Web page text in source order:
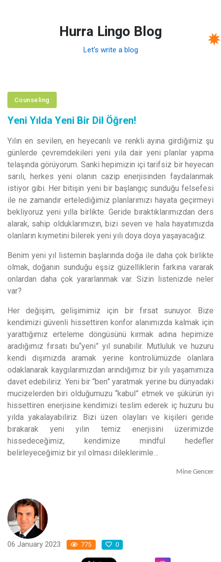
Hurra Lingo Blog
Let’s write a blog
06 January 2023 775 0
Counseling
Yeni Yılda Yeni Bir Dil Öğren!
Yılın en sevilen, en heyecanlı ve renkli ayına girdiğimiz şu
günlerde çevremdekileri yeni yıla dair yeni planlar yapma
telaşında görüyorum. Sanki hepimizin içi tarifsiz bir heyecan
sarılı, herkes yeni olanın cazip enerjisinden faydalanmak
istiyor gibi. Her bitişin yeni bir başlangıç sunduğu felsefesi
ile ne zamandır ertelediğimiz planlarımızı hayata geçirmeyi
bekliyoruz yeni yılla birlikte. Geride bıraktıklarımızdan ders
alarak, sahip olduklarımızın, bizi seven ve hala hayatımızda
olanların kıymetini bilerek yeni yılı doya doya yaşayacağız.
Benim yeni yıl listemin başlarında doğa ile daha çok birlikte
olmak, doğanın sunduğu eşsiz güzelliklerin farkına vararak
onlardan daha çok yararlanmak var. Sizin listenizde neler
var?
Her değişim, gelişimimiz için bir fırsat sunuyor. Bize
kendimizi güvenli hissettiren konfor alanımızda kalmak için
yarattığımız erteleme döngüsünü kırmak adına hepimize
aradığımız fırsatı bu“yeni” yıl sunabilir. Mutluluk ve huzuru
kendi dışımızda aramak yerine kontrolümüzde olanlara
odaklanarak kaygılarımızdan arındığımız bir yılı yaşamımıza
davet edebiliriz. Yeni bir “ben” yaratmak yerine bu dünyadaki
mucizelerden biri olduğumuzu “kabul” etmek ve şükürün iyi
hissettiren enerjisine kendimizi teslim ederek iç huzuru bu
yılda yakalayabiliriz. Bizi üzen olayları ve kişileri geride
bırakarak yeni yılın temiz enerjisini üzerimizde
hissedeceğimiz, kendimize mindful hedefler
belirleyeceğimiz bir yıl olması dileklerimle…
Mine Gencer